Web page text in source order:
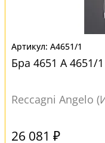
A4651/1
Бра 4651 A 4651/
Reccagni Angelo
26 081 ₽